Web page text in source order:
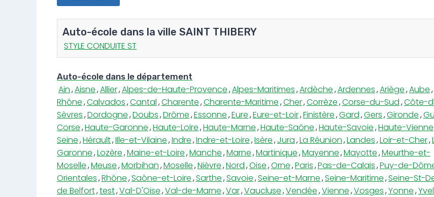
Auto-école dans la ville SAINT THIBERY
STYLE CONDUITE ST
Auto-école dans le département
Ain,Aisne,Allier,Alpes-de-Haute-Provence,Alpes-Maritimes,Ardèche,Ardennes,Ariège,Aube,
Rhône,Calvados,Cantal,Charente,Charente-Maritime,Cher,Corrèze,Corse-du-Sud,Côte-
Sèvres,Dordogne,Doubs,Drôme,Essonne,Eure,Eure-et-Loir,Finistère,Gard,Gers,Gironde,
Corse,Haute-Garonne,Haute-Loire,Haute-Marne,Haute-Saône,Haute-Savoie,Haute-Vienne
Seine,Hérault,Ille-et-Vilaine,Indre,Indre-et-Loire,Isère,Jura,La Réunion,Landes,Loir-et-Cher,
Garonne,Lozère,Maine-et-Loire,Manche,Marne,Martinique,Mayenne,Mayotte,Meurthe-et-
Moselle,Meuse,Morbihan,Moselle,Nièvre,Nord,Oise,Orne,Paris,Pas-de-Calais,Puy-de-
Orientales,Rhône,Saône-et-Loire,Sarthe,Savoie,Seine-et-Marne,Seine-Maritime,Seine-St-
de Belfort,test,Val-D'Oise,Val-de-Marne,Var,Vaucluse,Vendée,Vienne,Vosges,Yonne,